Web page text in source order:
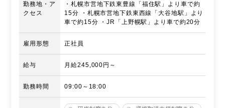
勤務地・ア
クセス
・札幌市営地下鉄東豊線「福住駅」より車で約
15分 ・札幌市営地下鉄東西線「大谷地駅」より
車で約15分 ・JR「上野幌駅」より車で約20分
雇用形態 正社員
給与 月給245,000円～
勤務時間 09:00～18:00